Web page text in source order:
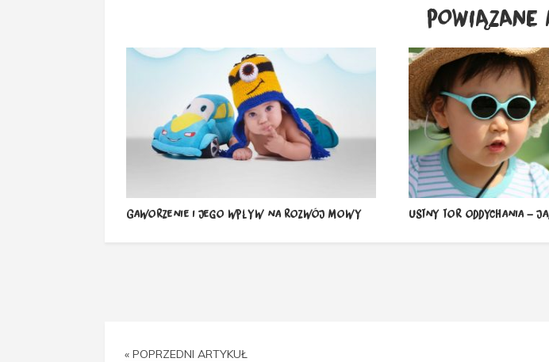
POWIĄZANE
Gaworzenie i jego wpływ na rozwój mowy Ustny tor oddychania –
« POPRZEDNI ARTYKUŁ